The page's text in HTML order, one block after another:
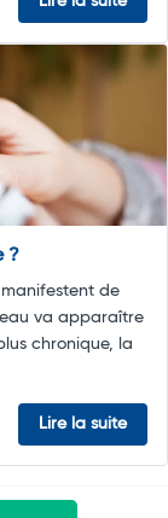
?
de
va apparaître
chronique, la
Lire la suite